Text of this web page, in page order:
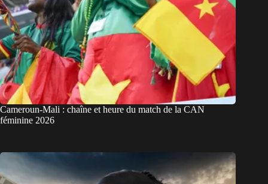
Cameroun-Mali : chaîne et heure du match de la CAN
féminine 2026